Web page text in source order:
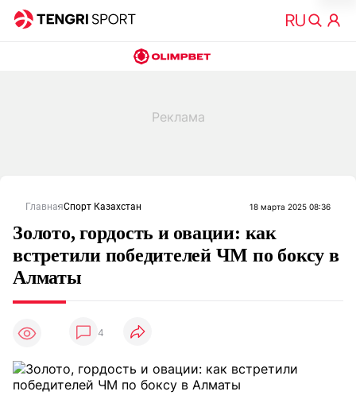
ГлавнаяСпорт Казахстан 18 марта 2025 08:36
Золото, гордость и овации: как
встретили победителей ЧМ по боксу в
Алматы
4